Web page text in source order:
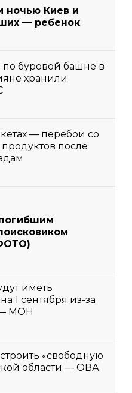
ночью Киев и
— ребенок
буровой башне в
хранили
— перебои со
после
иметь
1 сентября из-за
— МОН
«свободную
области — ОВА